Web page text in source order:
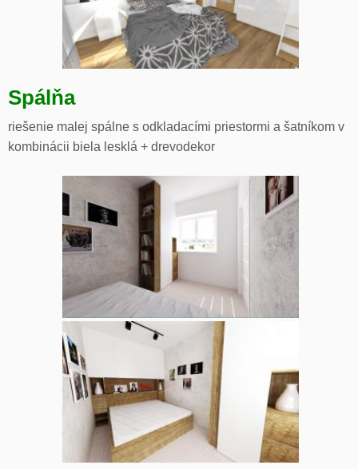
Spálňa
riešenie malej spálne s odkladacími priestormi a šatníkom v
kombinácii biela lesklá + drevodekor